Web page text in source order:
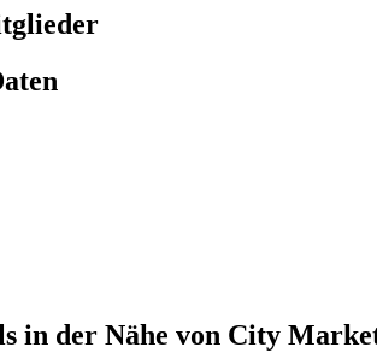
in der Nähe von City